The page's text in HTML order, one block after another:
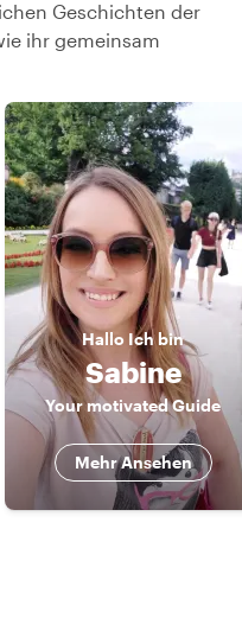
Geschichten der
ihr gemeinsam
Hallo Ich bin
Sabine
Your motivated Guide
Mehr Ansehen